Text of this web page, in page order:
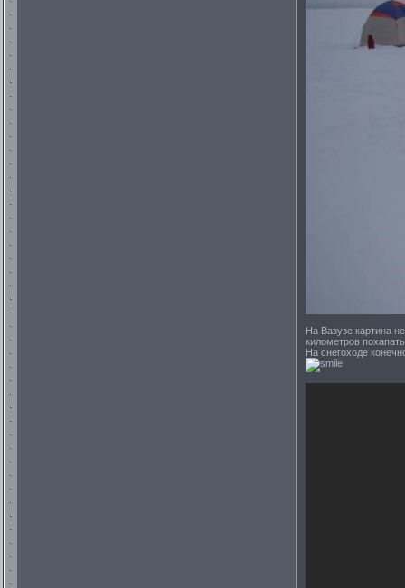
На Вазузе картина
километров
На снегоходе